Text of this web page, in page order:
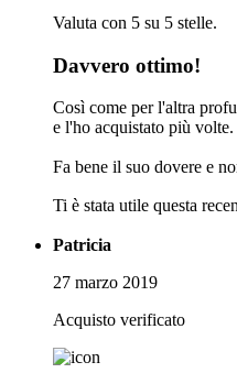
Valuta con 5 su 5 stelle.
Davvero ottimo!
Così come per l'altra
e l'ho acquistato più volte.
Fa bene il suo dovere e
Ti è stata utile questa
Patricia
27 marzo 2019
Acquisto verificato